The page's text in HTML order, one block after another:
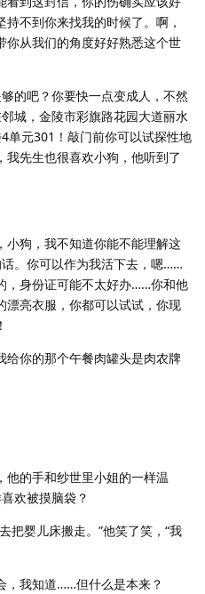
不到你来找我的时候了。啊，
你从我们的角度好好熟悉这个世
的吧？你要快一点变成人，不然
城，金陵市彩旗路花园大道丽水
单元301！敲门前你可以试探性地
先生也很喜欢小狗，他听到了
小狗，我不知道你能不能理解这
。你可以作为我活下去，嗯……
，身份证可能不太好办……你和他
漂亮衣服，你都可以试试，你现
给你的那个午餐肉罐头是肉农牌
他的手和纱世里小姐的一样温
欢被摸脑袋？
把婴儿床搬走。”他笑了笑，“我
，我知道……但什么是本来？